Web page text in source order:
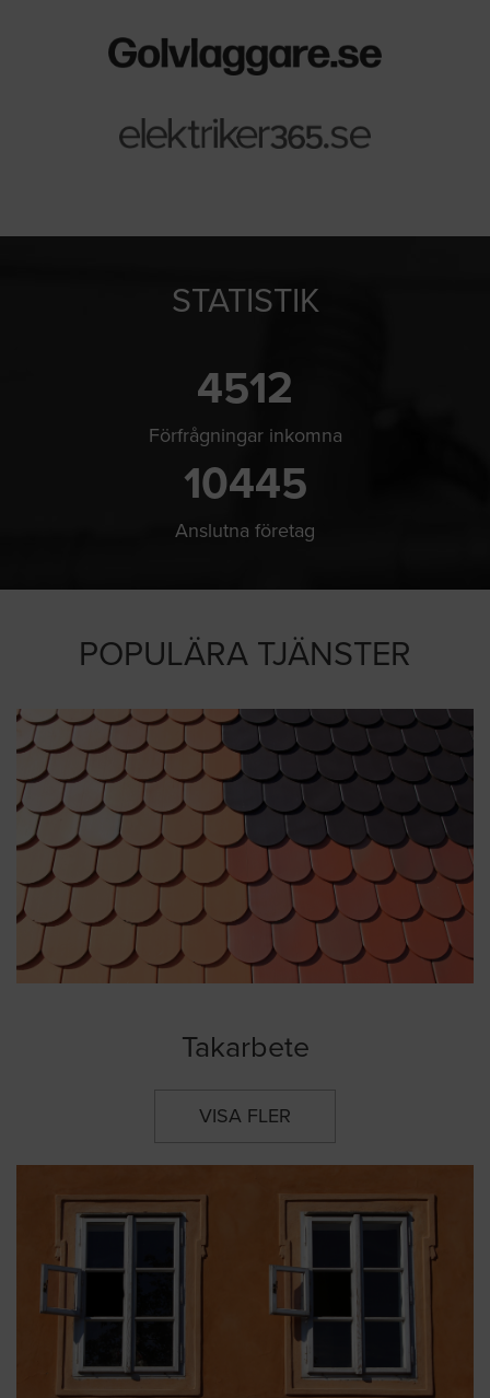
STATISTIK
4512
Förfrågningar inkomna
10445
Anslutna företag
POPULÄRA TJÄNSTER
Takarbete
VISA FLER